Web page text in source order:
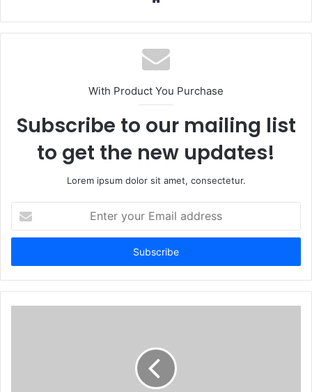
b
s
i
e
With Product You Purchase
Subscribe to our mailing list
to get the new updates!
Lorem ipsum dolor sit amet, consectetur.
t
r
y